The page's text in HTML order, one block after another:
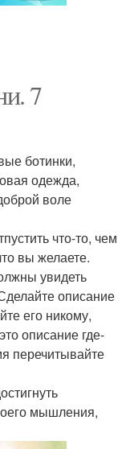
7
ботинки,
одежда,
воле
что-то, чем
вы желаете.
увидеть
описание
его никому,
описание где-
перечитывайте
мышления,